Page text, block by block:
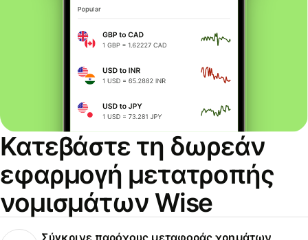
Κατεβάστε τη δωρεάν
εφαρμογή μετατροπής
νομισμάτων Wise
Σύγκρινε παρόχους μεταφοράς χρημάτων